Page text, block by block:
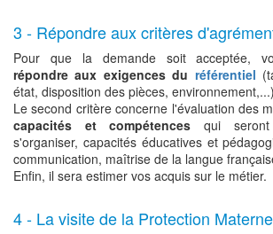
3 - Répondre aux critères
Pour que la demande soit acceptée,
répondre aux exigences du référentiel
état, disposition des pièces,
Le second critère concerne l'évaluation des
capacités et compétences qui seront
s'organiser, capacités éducatives et
communication, maîtrise de la langue
Enfin, il sera estimer vos acquis sur le métier.
4 - La visite de la Protection